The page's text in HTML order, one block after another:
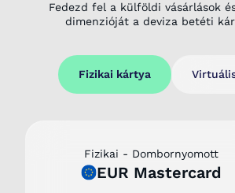
Fedezd fel a külföldi vásárlások
dimenzióját a deviza betéti
Fizikai kártya
Fizikai - Dombornyomott
EUR Mastercard